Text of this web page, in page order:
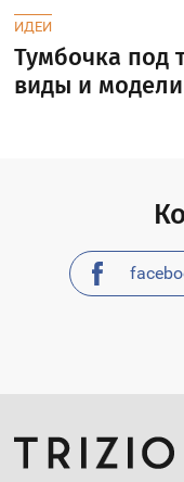
ИДЕИ
Тумбочка под
виды и модели